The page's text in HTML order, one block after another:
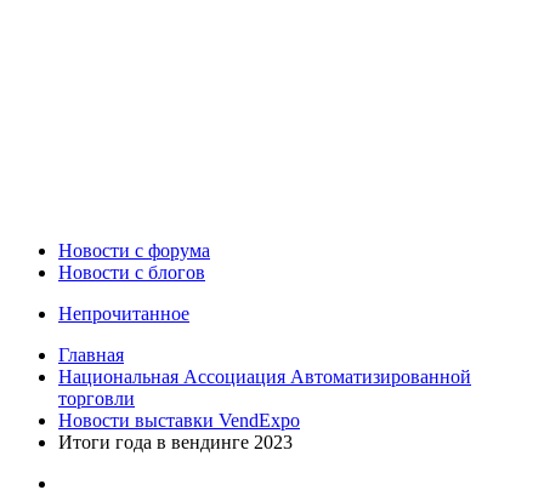
Новости c форума
Новости с блогов
Непрочитанное
Главная
Национальная Ассоциация Автоматизированной
торговли
Новости выставки VendExpo
Итоги года в вендинге 2023